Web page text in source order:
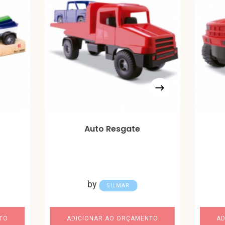
Auto Resgate
by SILMAR
ADICIONAR AO ORÇAMENTO